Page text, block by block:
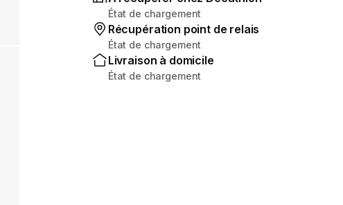
État de chargement
Récupération point de relais
État de chargement
Livraison à domicile
État de chargement